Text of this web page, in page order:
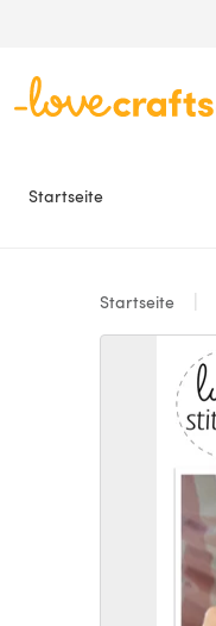
Startseite
Startseite